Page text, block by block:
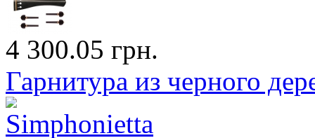
4 300.05 грн.
Гарнитура из черного